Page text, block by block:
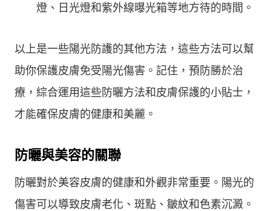
燈、日光燈和紫外線曝光箱等地方待的時間。
以上是一些陽光防護的其他方法，這些方法可以幫
助你保護皮膚免受陽光傷害。記住，預防勝於治
療，綜合運用這些防曬方法和皮膚保護的小貼士，
才能確保皮膚的健康和美麗。
防曬與美容的關聯
防曬對於美容皮膚的健康和外觀非常重要。陽光的
傷害可以導致皮膚老化、斑點、皺紋和色素沉澱。